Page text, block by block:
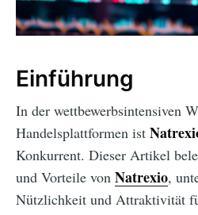
Einführung
In der wettbewerbsintensiven
Handelsplattformen ist
Konkurrent. Dieser Artikel
und Vorteile von Natrexio,
Nützlichkeit und Attraktivität